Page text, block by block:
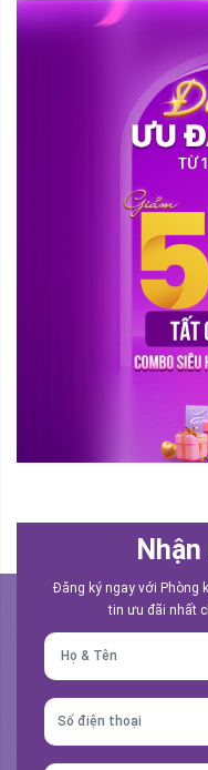
Đăng ký ngay với Phòng
tin ưu đãi nhất